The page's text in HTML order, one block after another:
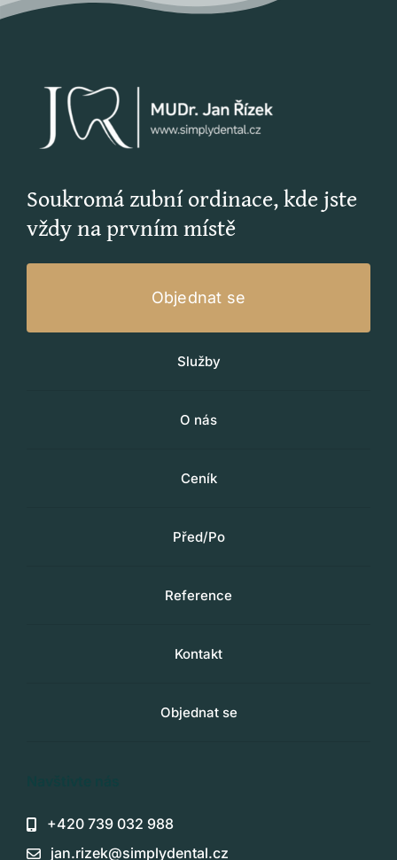
Soukromá zubní ordinace, kde jste
vždy na prvním místě
Objednat se
Služby
O nás
Ceník
Před/Po
Reference
Kontakt
Objednat se
+420 739 032 988
jan.rizek@simplydental.cz